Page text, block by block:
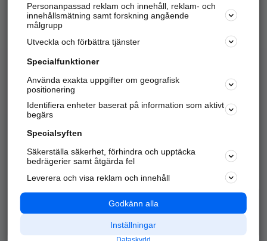
Hitta telefonnummer, adresser, företagsinfo mm.
Marknadsför företaget
Kom igång och annonsera mot
samarbetspartners nära dig.
Alla kategorier
Populära sökningar
API & Kartor
Annonsera
Integritet
Nödnummer
Personanpassad reklam och innehåll, reklam- och
innehållsmätning samt forskning angående
målgrupp
Utveckla och förbättra tjänster
Specialfunktioner
Använda exakta uppgifter om geografisk
positionering
Identifiera enheter baserat på information som aktivt
begärs
Specialsyften
Säkerställa säkerhet, förhindra och upptäcka
bedrägerier samt åtgärda fel
Leverera och visa reklam och innehåll
Godkänn alla
Inställningar
Dataskydd